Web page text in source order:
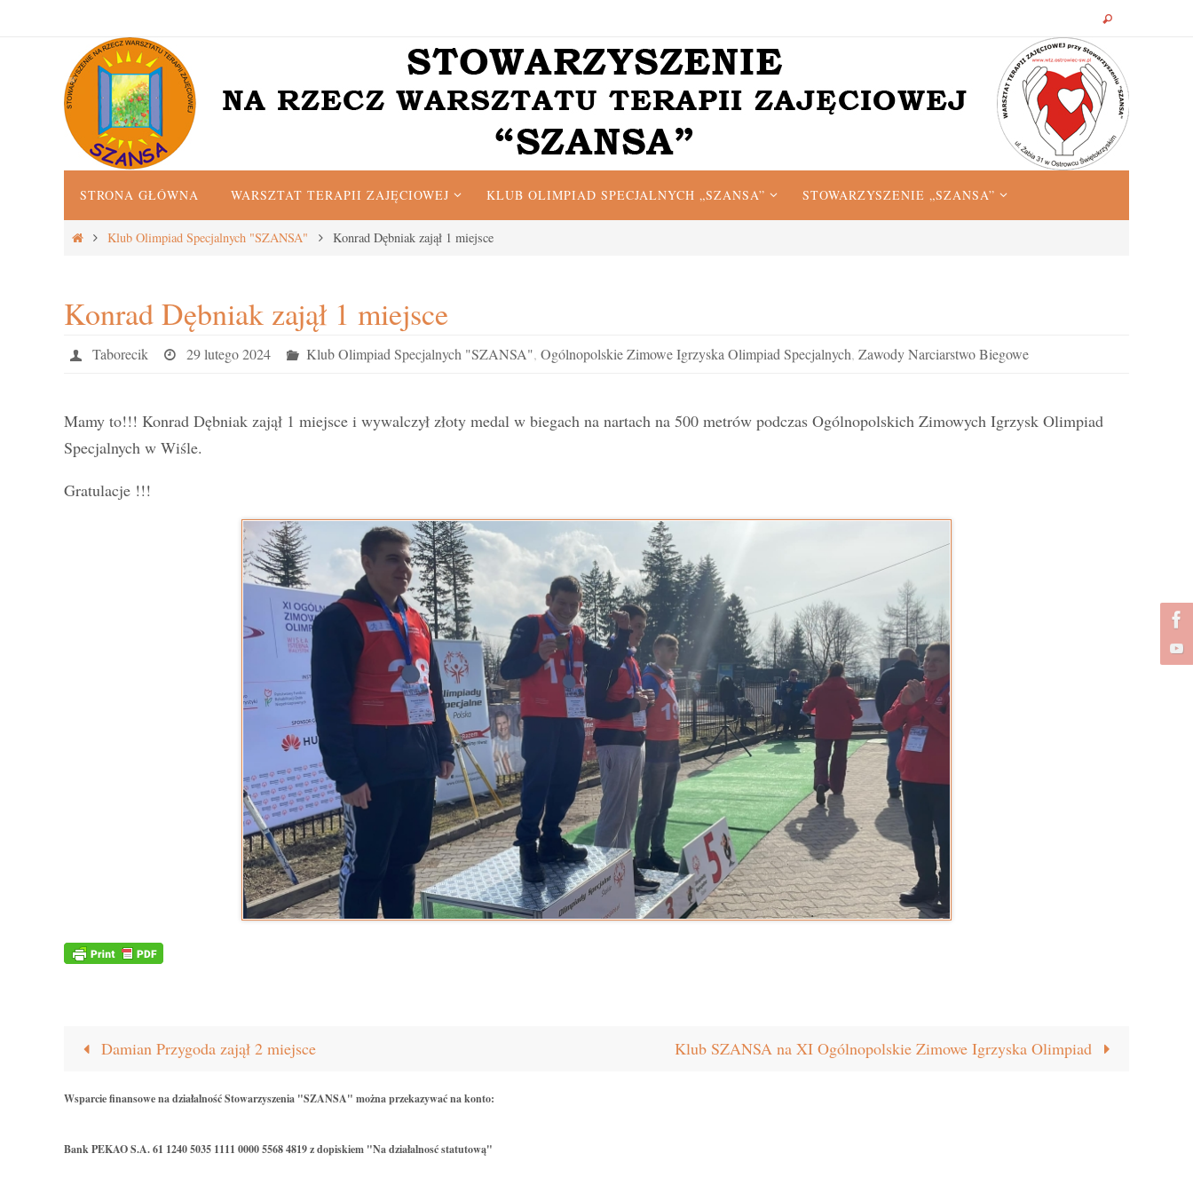
treści
STRONA GŁÓWNA WARSZTAT TERAPII ZAJĘCIOWEJ KLUB OLIMPIAD SPECJALNYCH „SZANSA” STOWARZYSZENIE „SZANSA”
StronaKlub Olimpiad Specjalnych "SZANSA" Konrad Dębniak zajął 1 miejsce
Konrad Dębniak zajął 1 miejsce
Taborecik 29 lutego 2024 Klub Olimpiad Specjalnych "SZANSA",Ogólnopolskie Zimowe Igrzyska Olimpiad Specjalnych,Zawody Narciarstwo Biegowe
Mamy to!!! Konrad Dębniak zajął 1 miejsce i wywalczył złoty medal w biegach na nartach na 500 metrów podczas Ogólnopolskich Zimowych Igrzysk Olimpiad
Specjalnych w Wiśle.
Gratulacje !!!
Damian Przygoda zajął 2 miejsce Klub SZANSA na XI Ogólnopolskie Zimowe Igrzyska Olimpiad
Wsparcie finansowe na działalność Stowarzyszenia "SZANSA" można przekazywać na konto:
Bank PEKAO S.A. 61 1240 5035 1111 0000 5568 4819 z dopiskiem "Na działalnosć statutową"